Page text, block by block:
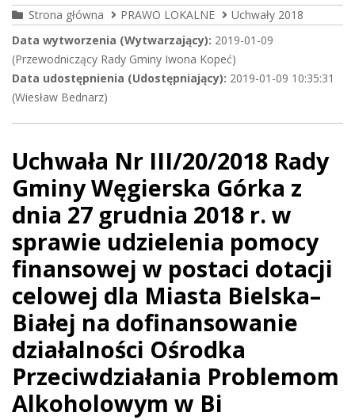
Strona główna PRAWO LOKALNE
Uchwały 2018
Data wytworzenia (Wytwarzający): 2019-01-09
(Przewodniczący Rady Gminy Iwona Kopeć)
Data udostępnienia (Udostępniający): 2019-01-09 10:35:31
(Wiesław Bednarz)
Uchwała Nr III/20/2018 Rady
Gminy Węgierska Górka z
dnia 27 grudnia 2018 r. w
sprawie udzielenia pomocy
finansowej w postaci dotacji
celowej dla Miasta Bielska–
Białej na dofinansowanie
działalności Ośrodka
Przeciwdziałania Problemom
Alkoholowym w Bi